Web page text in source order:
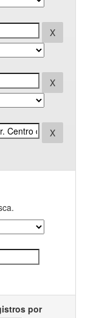
por